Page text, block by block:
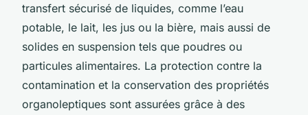
transfert sécurisé de liquides, comme l’eau
potable, le lait, les jus ou la bière, mais aussi de
solides en suspension tels que poudres ou
particules alimentaires. La protection contre la
contamination et la conservation des propriétés
organoleptiques sont assurées grâce à des